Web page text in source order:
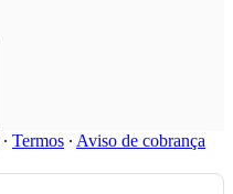
∙ Termos ∙ Aviso de cobrança